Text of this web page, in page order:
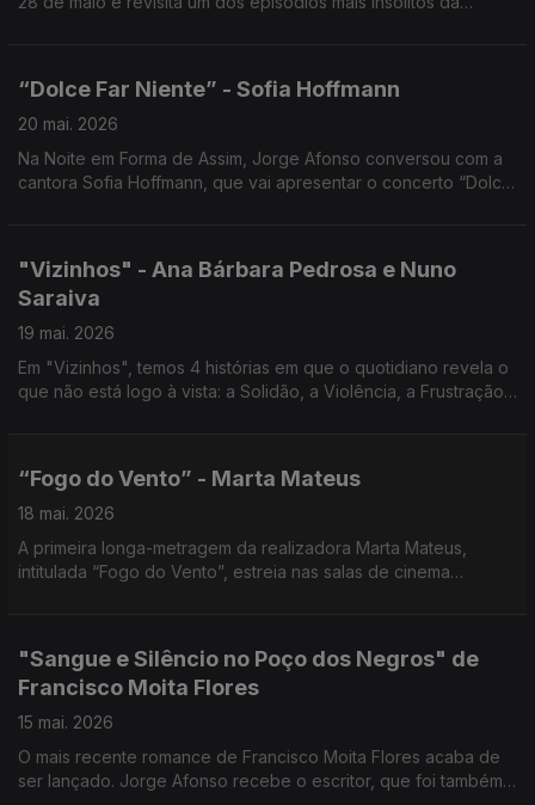
“Dolce Far Niente” - Sofia Hoffmann
20 mai. 2026
Na Noite em Forma de Assim, Jorge Afonso conversou com a
cantora Sofia Hoffmann, que vai apresentar o concerto “Dolce
"Vizinhos" - Ana Bárbara Pedrosa e Nuno
Saraiva
19 mai. 2026
Em "Vizinhos", temos 4 histórias em que o quotidiano revela o
que não está logo à vista: a Solidão, a Violência, a Frustração,
“Fogo do Vento” - Marta Mateus
18 mai. 2026
A primeira longa-metragem da realizadora Marta Mateus,
intitulada “Fogo do Vento”, estreia nas salas de cinema
"Sangue e Silêncio no Poço dos Negros" de
Francisco Moita Flores
15 mai. 2026
O mais recente romance de Francisco Moita Flores acaba de
ser lançado. Jorge Afonso recebe o escritor, que foi também